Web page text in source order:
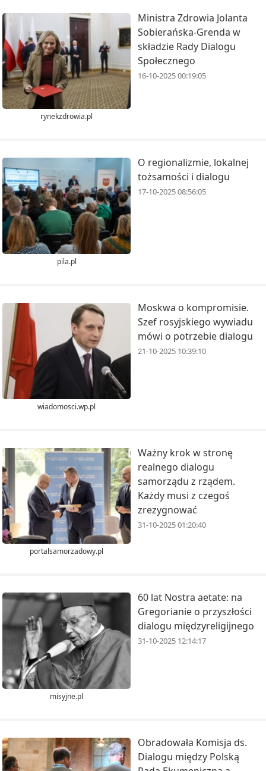
rynekzdrowia.pl
Ministra Zdrowia Jolanta
Sobierańska-Grenda w
składzie Rady Dialogu
Społecznego
16-10-2025 00:19:05
pila.pl
O regionalizmie, lokalnej
tożsamości i dialogu
17-10-2025 08:56:05
wiadomosci.wp.pl
Moskwa o kompromisie.
Szef rosyjskiego wywiadu
mówi o potrzebie dialogu
21-10-2025 10:39:10
portalsamorzadowy.pl
Ważny krok w stronę
realnego dialogu
samorządu z rządem.
Każdy musi z czegoś
zrezygnować
31-10-2025 01:20:40
misyjne.pl
60 lat Nostra aetate: na
Gregorianie o przyszłości
dialogu międzyreligijnego
31-10-2025 12:14:17
Obradowała Komisja ds.
Dialogu między Polską